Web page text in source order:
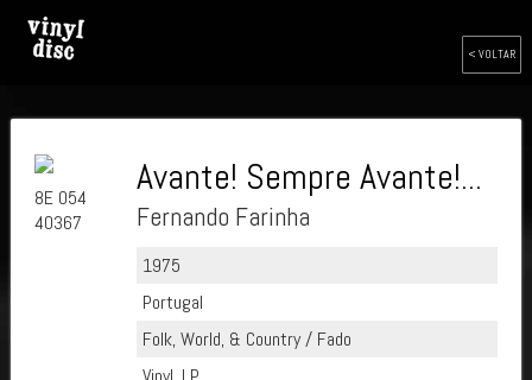
< VOLTAR
8E 054
40367
Avante! Sempre Avante!...
Fernando Farinha
1975
Portugal
Folk, World, & Country / Fado